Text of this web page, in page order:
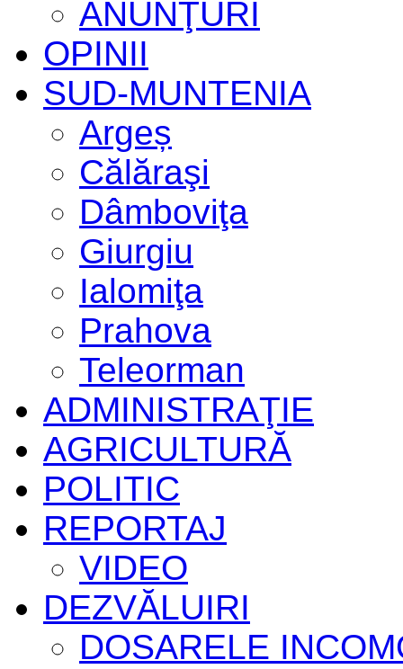
ANUNŢURI
OPINII
SUD-MUNTENIA
Argeș
Călăraşi
Dâmboviţa
Giurgiu
Ialomiţa
Prahova
Teleorman
ADMINISTRAŢIE
AGRICULTURĂ
POLITIC
REPORTAJ
VIDEO
DEZVĂLUIRI
DOSARELE